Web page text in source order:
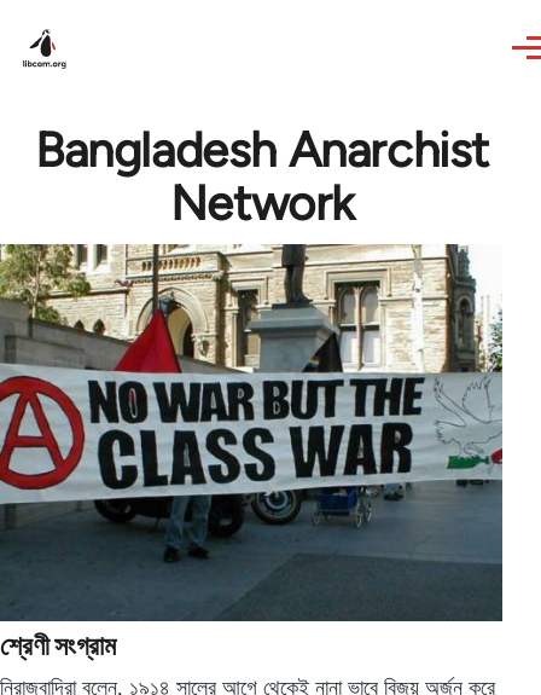
Bangladesh Anarchist
Network
শ্রেণী সংগ্রাম
নিরাজবাদিরা বলেন, ১৯১৪ সালের আগে থেকেই নানা ভাবে বিজয় অর্জন করে